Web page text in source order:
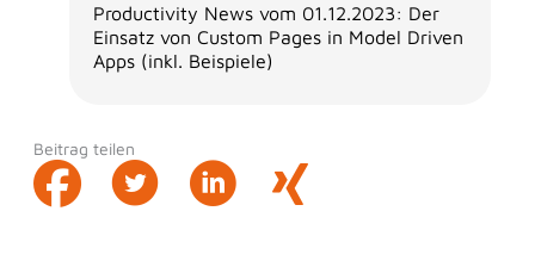
Productivity News vom 01.12.2023: Der
Einsatz von Custom Pages in Model Driven
Apps (inkl. Beispiele)
Beitrag teilen